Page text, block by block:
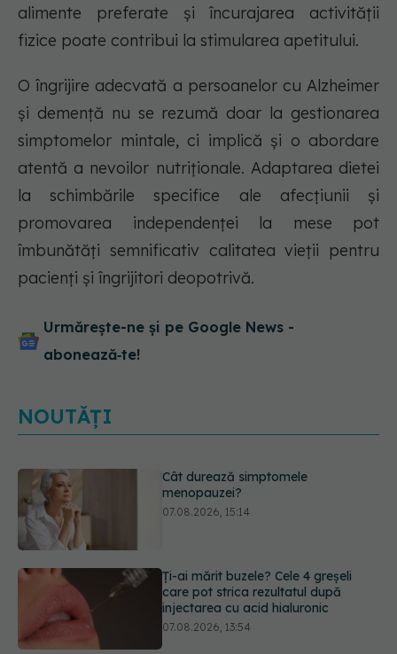
alimente preferate și încurajarea activității
fizice poate contribui la stimularea apetitului.
O îngrijire adecvată a persoanelor cu Alzheimer
și demență nu se rezumă doar la gestionarea
simptomelor mintale, ci implică și o abordare
atentă a nevoilor nutriționale. Adaptarea dietei
la schimbările specifice ale afecțiunii și
promovarea independenței la mese pot
îmbunătăți semnificativ calitatea vieții pentru
pacienți și îngrijitori deopotrivă.
Urmărește-ne și pe Google News -
abonează‑te!
NOUTĂȚI
Ți-ai mărit buzele? Cele 4 greșeli
care pot strica rezultatul după
injectarea cu acid hialuronic
Alina Pușcău dezvăluie diagnosticul
care i-a schimbat viața: Am cancer
la sân. Am intrat în metastază
07.08.2026, 12:39